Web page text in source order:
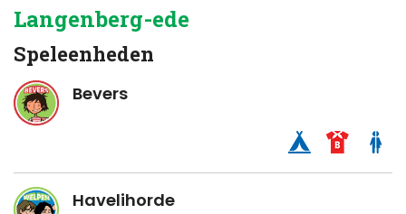
Langenberg-ede
Speleenheden
Bevers
Havelihorde